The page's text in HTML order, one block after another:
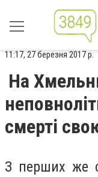
11:17, 27 березня 2017 р.
На
смерті
З перших же